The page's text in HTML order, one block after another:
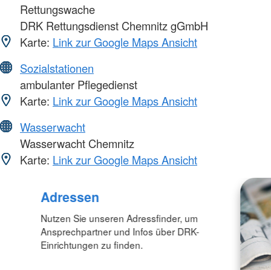
Rettungswache
DRK Rettungsdienst Chemnitz gGmbH
Karte: Link zur Google Maps Ansicht
Sozialstationen
ambulanter Pflegedienst
Karte: Link zur Google Maps Ansicht
Wasserwacht
Wasserwacht Chemnitz
Karte: Link zur Google Maps Ansicht
Adressen
Nutzen Sie unseren Adressfinder, um
Ansprechpartner und Infos über DRK-
Einrichtungen zu finden.